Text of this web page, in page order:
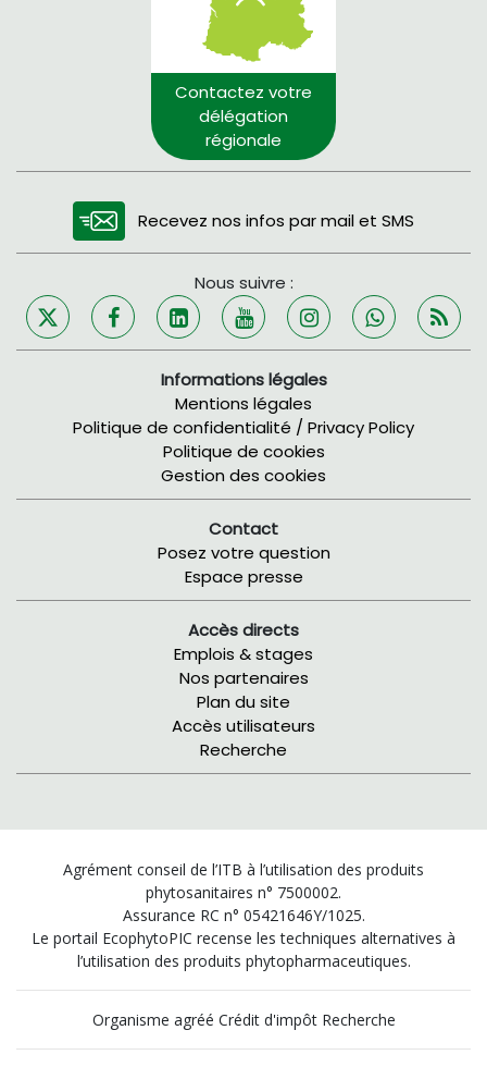
Contactez votre
délégation
régionale
Recevez nos infos par mail et SMS
Nous suivre :
Informations légales
Mentions légales
Politique de confidentialité / Privacy Policy
Politique de cookies
Gestion des cookies
Contact
Posez votre question
Espace presse
Accès directs
Emplois & stages
Nos partenaires
Plan du site
Accès utilisateurs
Recherche
Agrément conseil de l’ITB à l’utilisation des produits
phytosanitaires n° 7500002.
Assurance RC n° 05421646Y/1025.
Le portail EcophytoPIC recense les techniques alternatives à
l’utilisation des produits phytopharmaceutiques.
Organisme agréé Crédit d'impôt Recherche